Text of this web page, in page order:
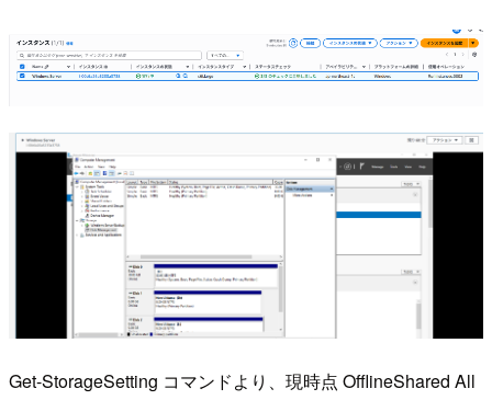
Get-StorageSetting コマンドより、現時点 OfflineShared All